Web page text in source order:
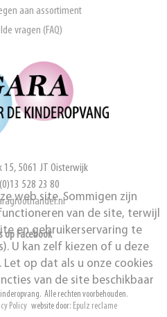
aan assortiment
vragen (FAQ)
15, 5061 JT Oisterwijk
528 23 80
op Facebook
Alle rechten voorbehouden.
Policy website door: Epulz reclame
web site. Sommigen zijn
van de site, terwijl
en gebruikerservaring te
U kan zelf kiezen of u deze
op dat als u onze cookies
van de site beschikbaar